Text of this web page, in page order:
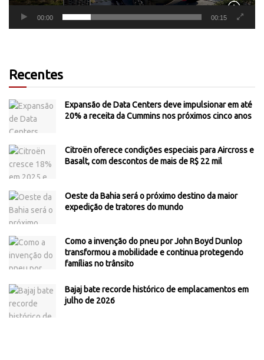
00:00 00:15
Recentes
Expansão de Data Centers deve impulsionar em até
20% a receita da Cummins nos próximos cinco anos
Citroën oferece condições especiais para Aircross e
Basalt, com descontos de mais de R$ 22 mil
Oeste da Bahia será o próximo destino da maior
expedição de tratores do mundo
Como a invenção do pneu por John Boyd Dunlop
transformou a mobilidade e continua protegendo
famílias no trânsito
Bajaj bate recorde histórico de emplacamentos em
julho de 2026